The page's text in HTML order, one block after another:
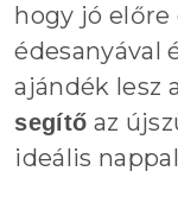
hogy jó előre
édesanyával
ajándék lesz a
segítő az
ideális